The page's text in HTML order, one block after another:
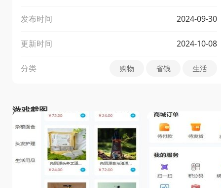
发布时间 2024-09-30
更新时间 2024-10-08
分类 购物 省钱 生活
游戏截图